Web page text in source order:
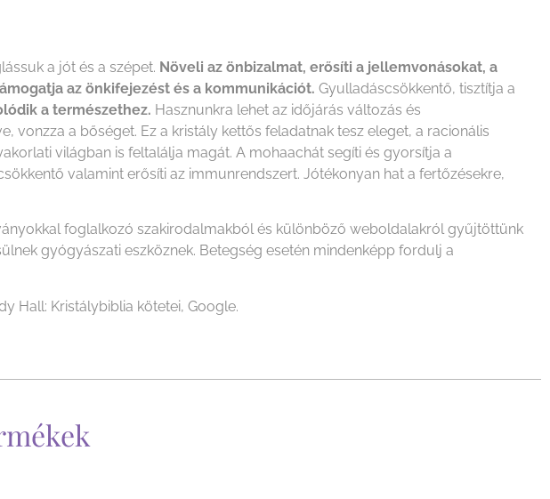
a jót és a szépet. Növeli az önbizalmat, erősíti a jellemvonásokat, a
az önkifejezést és a kommunikációt. Gyulladáscsökkentő, tisztítja a
a természethez. Hasznunkra lehet az időjárás változás és
vonzza a bőséget. Ez a kristály kettős feladatnak tesz eleget, a racionális
világban is feltalálja magát. A mohaachát segíti és gyorsítja a
valamint erősíti az immunrendszert. Jótékonyan hat a fertőzésekre,
foglalkozó szakirodalmakból és különböző weboldalakról gyűjtöttünk
gyógyászati eszköznek. Betegség esetén mindenképp fordulj a
Hall: Kristálybiblia kötetei, Google.